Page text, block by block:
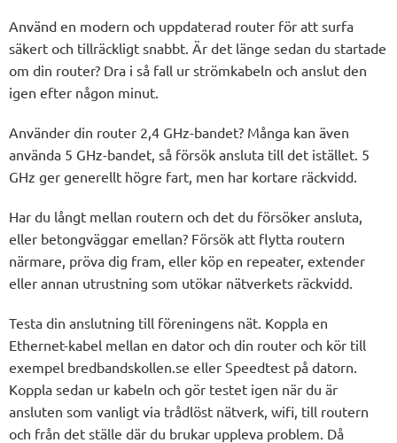
Använd en modern och uppdaterad router för att surfa
säkert och tillräckligt snabbt. Är det länge sedan du startade
om din router? Dra i så fall ur strömkabeln och anslut den
igen efter någon minut.
Använder din router 2,4 GHz-bandet? Många kan även
använda 5 GHz-bandet, så försök ansluta till det istället. 5
GHz ger generellt högre fart, men har kortare räckvidd.
Har du långt mellan routern och det du försöker ansluta,
eller betongväggar emellan? Försök att flytta routern
närmare, pröva dig fram, eller köp en repeater, extender
eller annan utrustning som utökar nätverkets räckvidd.
Testa din anslutning till föreningens nät. Koppla en
Ethernet-kabel mellan en dator och din router och kör till
exempel bredbandskollen.se eller Speedtest på datorn.
Koppla sedan ur kabeln och gör testet igen när du är
ansluten som vanligt via trådlöst nätverk, wifi, till routern
och från det ställe där du brukar uppleva problem. Då